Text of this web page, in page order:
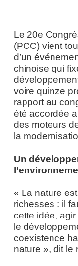
Le 20e
(PCC) vient
d’un
chinoise qui
voire quinze
rapport au
été accordée
des moteurs
la
Un
« La nature
richesses : il
cette idée,
le
coexistence
nature », dit le